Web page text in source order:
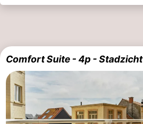
Comfort Suite - 4p - Stadzicht